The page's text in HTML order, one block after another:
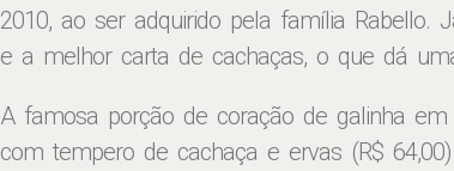
2010, ao ser adquirido pela família Rabello.
e a melhor carta de cachaças, o que dá
A famosa porção de coração de galinha
com tempero de cachaça e ervas (R$